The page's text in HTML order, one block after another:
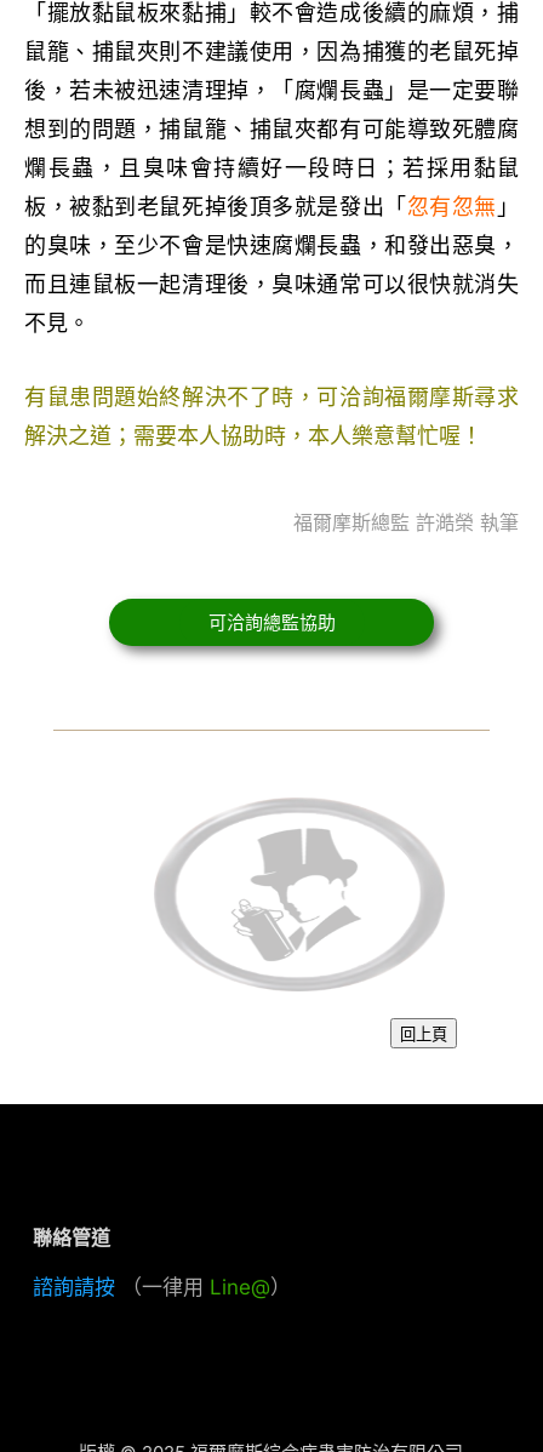
「擺放黏鼠板來黏捕」較不會造成後續的麻煩，捕
鼠籠 、 捕鼠夾則不建議使用，因為捕獲的老鼠死掉
後，若未被迅速清理掉，「腐爛長蟲」是一定要聯
想到的問題，捕鼠籠 、 捕鼠夾都有可能導致死體腐
爛長蟲，且臭味會持續好一段時日；若採用黏鼠
板，被黏到老鼠死掉後頂多就是發出「 忽有忽無 」
的臭味，至少不會是快速腐爛長蟲，和發出惡臭，
而且連鼠板一起清理後，臭味通常可以很快就消失
不見。
有鼠患問題始終解決不了時，可洽詢福爾摩斯尋求
解決之道；需要本人協助時，本人樂意幫忙喔！
福爾摩斯總監 許澔榮 執筆
可洽詢總監協助
聯絡管道
諮詢請按（一律用 Line@）